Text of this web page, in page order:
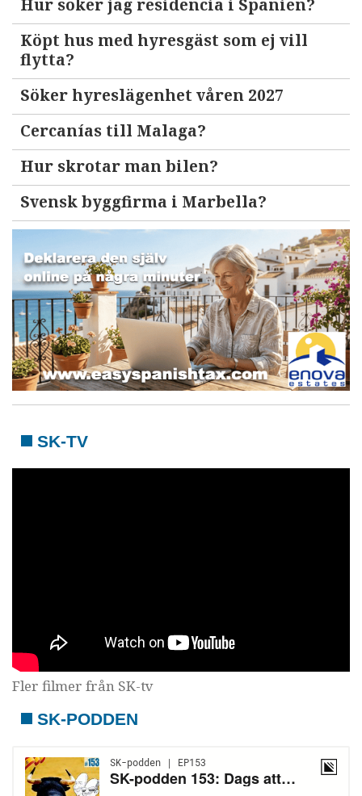
Hur söker jag residencia i Spanien?
Köpt hus med hyresgäst som ej vill
flytta?
Söker hyreslägenhet våren 2027
Cercanías till Malaga?
Hur skrotar man bilen?
Svensk byggfirma i Marbella?
SK-TV
Fler filmer från SK-tv
SK-PODDEN